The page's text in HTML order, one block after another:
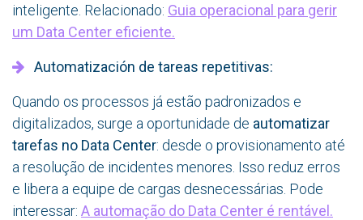
inteligente. Relacionado: Guia operacional para gerir
um Data Center eficiente.
Automatización de tareas repetitivas:
Quando os processos já estão padronizados e
digitalizados, surge a oportunidade de automatizar
tarefas no Data Center: desde o provisionamento até
a resolução de incidentes menores. Isso reduz erros
e libera a equipe de cargas desnecessárias. Pode
interessar: A automação do Data Center é rentável.